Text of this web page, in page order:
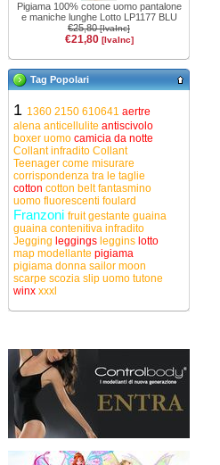
Pigiama 100% cotone uomo pantalone
e maniche lunghe Lotto LP1177 BLU
€25,80[IvaInc]
€21,80 [IvaInc]
Tag Popolari
1 1360 2150 610641 aertre
alena anticellulite antiscivolo
boxer uomo camicia da notte
Collant infradito Collant
Teenager come misurare
corrispondenza tra le taglie
cotton cotton beltfantasmino
uomo fluorescenti foulard
Franzoni fruitgestante guaina
guaina contenitiva infradito
Jegging leggings leggins lotto
map modellante pigiama
pigiama donna sailor moon
scarpe scozia slip uomo tutone
winx xxxl